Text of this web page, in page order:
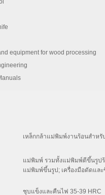
equipment for wood processing
เหล็กกล้าแม่พิมพ์งานร้อนสำห
แม่พิมพ์ รวมทั้งแม่พิมพ์ตีขึ้นรูป
แม่พิมพ์ขึ้นรูป; เครื่องมือดัดแล
ชุบแข็งและคืนไฟ 35-39 HRC